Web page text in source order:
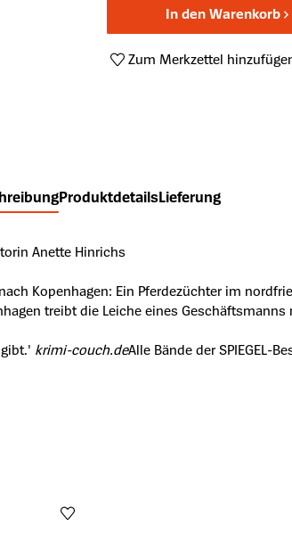
In den Warenkorb
Zum Merkzettel
ProduktdetailsLieferung
Anette Hinrichs
Kopenhagen: Ein Pferdezüchter im
treibt die Leiche eines
krimi-couch.deAlle Bände der SPIEGEL-